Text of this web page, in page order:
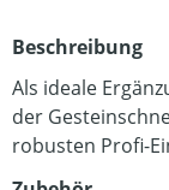
Beschreibung
Als ideale
der
robusten Profi-